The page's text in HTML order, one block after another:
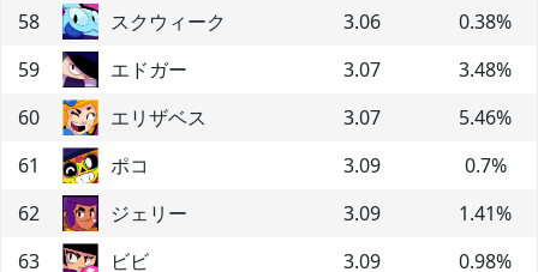
58
スクウィーク 3.06 0.38%
59
エドガー 3.07 3.48%
60
エリザベス 3.07 5.46%
61
ポコ 3.09 0.7%
62
ジェリー 3.09 1.41%
63
ビビ 3.09 0.98%